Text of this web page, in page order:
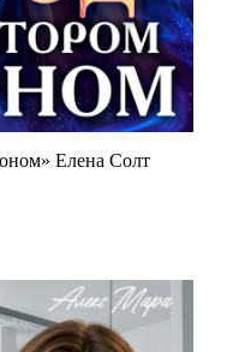
Елена Солт